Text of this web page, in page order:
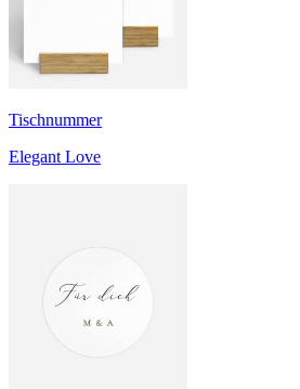
Tischnummer
Elegant Love